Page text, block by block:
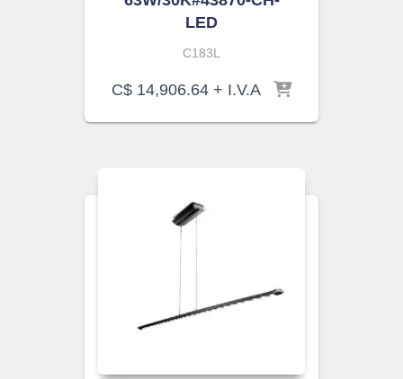
LED
C183L
C$ 14,906.64 + I.V.A